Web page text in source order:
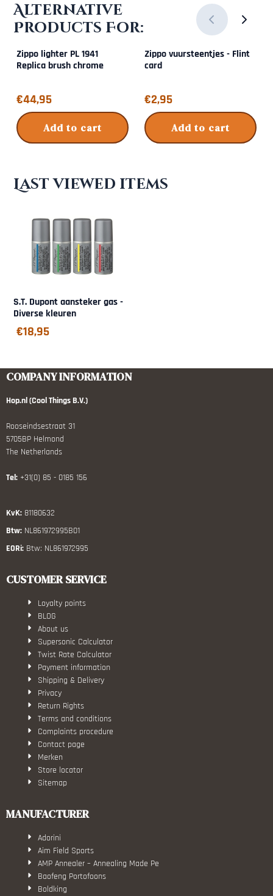
Alternative
Products For:
Zippo lighter PL 1941
Replica brush chrome
Price: 44,95
€44,95
Add to cart
Zippo vuursteentjes - Flint
card
Price: 2,95
€2,95
Add to cart
Last viewed items
S.T. Dupont aansteker gas -
Diverse kleuren
€18,95
COMPANY INFORMATION
Hop.nl (Cool Things B.V.)
Rooseindsestraat 31
5705BP Helmond
The Netherlands
Tel: +31(0) 85 - 0185 156
KvK: 81180632
Btw: NL861972995B01
EORi: Btw: NL861972995
CUSTOMER SERVICE
Loyalty points
BLOG
About us
Supersonic Calculator
Twist Rate Calculator
Payment information
Shipping & Delivery
Privacy
Return Rights
Terms and conditions
Complaints procedure
Contact page
Merken
Store locator
Sitemap
MANUFACTURER
Adorini
Aim Field Sports
AMP Annealer – Annealing Made Pe
Baofeng Portofoons
Boldking